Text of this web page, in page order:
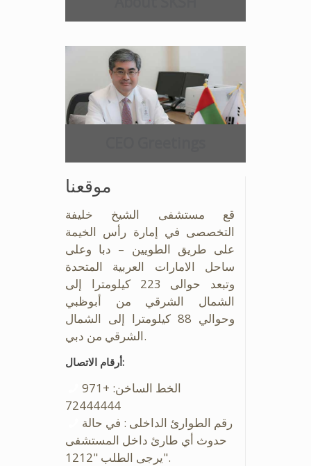
موقعنا
قع مستشفى الشيخ خليفة
التخصصى في إمارة رأس الخيمة
على طريق الطويين – دبا وعلى
ساحل الامارات العربية المتحدة
وتبعد حوالى 223 كيلومترا إلى
الشمال الشرقي من أبوظبي
وحوالي 88 كيلومترا إلى الشمال
الشرقي من دبي.
أرقام الاتصال:
الخط الساخن: +971
72444444
رقم الطوارئ الداخلى : في حالة
حدوث أي طارئ داخل المستشفى
يرجى الطلب "1212".